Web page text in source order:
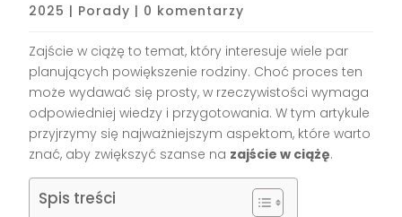
2025 | Porady | 0 komentarzy
Zajście w ciążę to temat, który interesuje wiele par
planujących powiększenie rodziny. Choć proces ten
może wydawać się prosty, w rzeczywistości wymaga
odpowiedniej wiedzy i przygotowania. W tym artykule
przyjrzymy się najważniejszym aspektom, które warto
znać, aby zwiększyć szanse na zajście w ciążę.
Spis treści